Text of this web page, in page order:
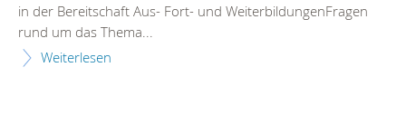
in der Bereitschaft Aus- Fort- und WeiterbildungenFragen
rund um das Thema...
Weiterlesen